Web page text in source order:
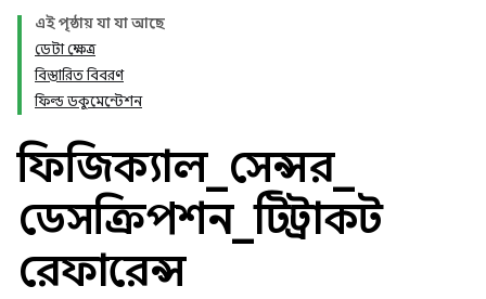
এই পৃষ্ঠায় যা যা আছে
ডেটা ক্ষেত্র
বিস্তারিত বিবরণ
ফিল্ড ডকুমেন্টেশন
ফিজিক্যাল_ সেন্সর_
ডেসক্রিপশন_টি স্ট্রাকট
রেফারেন্স